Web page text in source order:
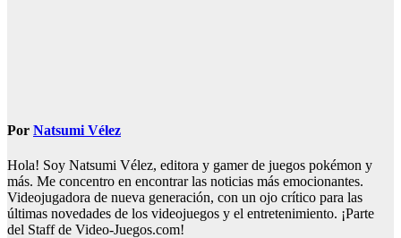
Por Natsumi Vélez
Hola! Soy Natsumi Vélez, editora y gamer de juegos pokémon y
más. Me concentro en encontrar las noticias más emocionantes.
Videojugadora de nueva generación, con un ojo crítico para las
últimas novedades de los videojuegos y el entretenimiento. ¡Parte
del Staff de Video-Juegos.com!